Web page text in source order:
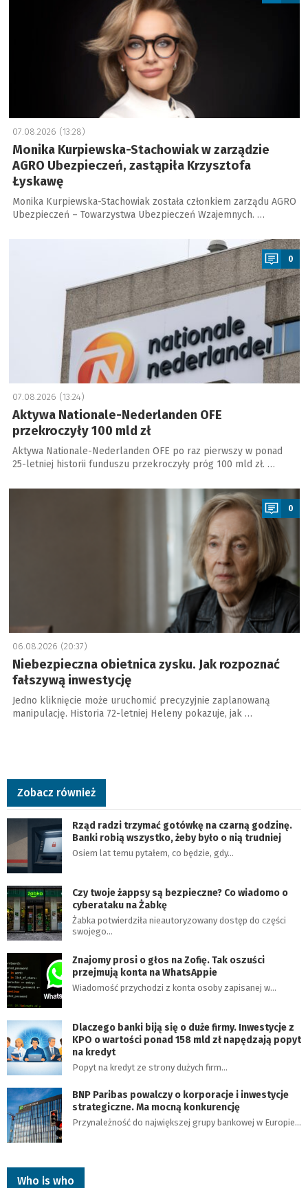
07.08.2026 (13:28)
Monika Kurpiewska-Stachowiak w zarządzie
AGRO Ubezpieczeń, zastąpiła Krzysztofa
Łyskawę
Monika Kurpiewska-Stachowiak została członkiem zarządu AGRO
Ubezpieczeń – Towarzystwa Ubezpieczeń Wzajemnych. …
0
07.08.2026 (13:24)
Aktywa Nationale-Nederlanden OFE
przekroczyły 100 mld zł
Aktywa Nationale-Nederlanden OFE po raz pierwszy w ponad
25-letniej historii funduszu przekroczyły próg 100 mld zł. …
a
0
06.08.2026 (20:37)
Niebezpieczna obietnica zysku. Jak rozpoznać
fałszywą inwestycję
Jedno kliknięcie może uruchomić precyzyjnie zaplanowaną
manipulację. Historia 72-letniej Heleny pokazuje, jak …
Zobacz również
Rząd radzi trzymać gotówkę na czarną godzinę.
Banki robią wszystko, żeby było o nią trudniej
Osiem lat temu pytałem, co będzie, gdy…
Czy twoje żappsy są bezpieczne? Co wiadomo o
cyberataku na Żabkę
Żabka potwierdziła nieautoryzowany dostęp do części
swojego…
Znajomy prosi o głos na Zofię. Tak oszuści
przejmują konta na WhatsAppie
Wiadomość przychodzi z konta osoby zapisanej w…
Dlaczego banki biją się o duże firmy. Inwestycje z
KPO o wartości ponad 158 mld zł napędzają popyt
na kredyt
Popyt na kredyt ze strony dużych firm…
BNP Paribas powalczy o korporacje i inwestycje
strategiczne. Ma mocną konkurencję
Przynależność do największej grupy bankowej w Europie…
Who is who